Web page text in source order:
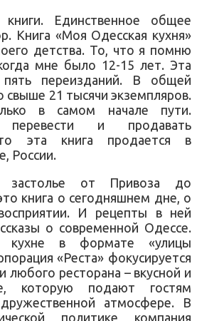
Единственное общее
Книга «Моя Одесская кухня»
детства. То, что я помню
мне было 12-15 лет. Эта
пять переизданий. В общей
свыше 21 тысячи экземпляров.
в самом начале пути.
и продавать
эта книга продается в
России.
застолье от Привоза до
книга о сегодняшнем дне, о
И рецепты в ней
о современной Одессе.
кухне в формате «улицы
«Реста» фокусируется
любого ресторана – вкусной и
которую подают гостям
атмосфере. В
политике компания